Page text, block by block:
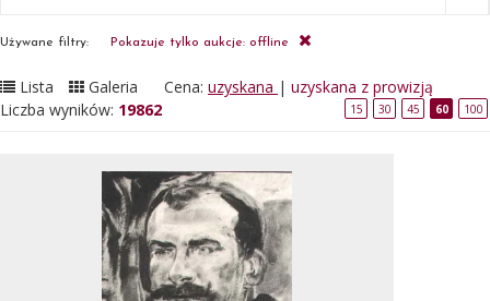
Używane filtry: Pokazuje tylko aukcje: offline
Lista Galeria Cena: uzyskana | uzyskana z prowizją
Liczba wyników: 19862 15 30 45 60 100